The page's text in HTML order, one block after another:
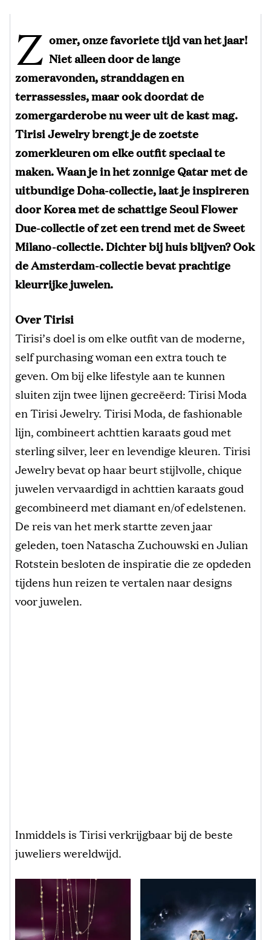
Z omer, onze favoriete tijd van het jaar!
Niet alleen door de lange
zomeravonden, stranddagen en
terrassessies, maar ook doordat de
zomergarderobe nu weer uit de kast mag.
Tirisi Jewelry brengt je de zoetste
zomerkleuren om elke outfit speciaal te
maken. Waan je in het zonnige Qatar met de
uitbundige Doha-collectie, laat je inspireren
door Korea met de schattige Seoul Flower
Due-collectie of zet een trend met de Sweet
Milano-collectie. Dichter bij huis blijven? Ook
de Amsterdam-collectie bevat prachtige
kleurrijke juwelen.
Over Tirisi
Tirisi’s doel is om elke outfit van de moderne,
self purchasing woman een extra touch te
geven. Om bij elke lifestyle aan te kunnen
sluiten zijn twee lijnen gecreëerd: Tirisi Moda
en Tirisi Jewelry. Tirisi Moda, de fashionable
lijn, combineert achttien karaats goud met
sterling silver, leer en levendige kleuren. Tirisi
Jewelry bevat op haar beurt stijlvolle, chique
juwelen vervaardigd in achttien karaats goud
gecombineerd met diamant en/of edelstenen.
De reis van het merk startte zeven jaar
geleden, toen Natascha Zuchouwski en Julian
Rotstein besloten de inspiratie die ze opdeden
tijdens hun reizen te vertalen naar designs
voor juwelen.
Inmiddels is Tirisi verkrijgbaar bij de beste
juweliers wereldwijd.